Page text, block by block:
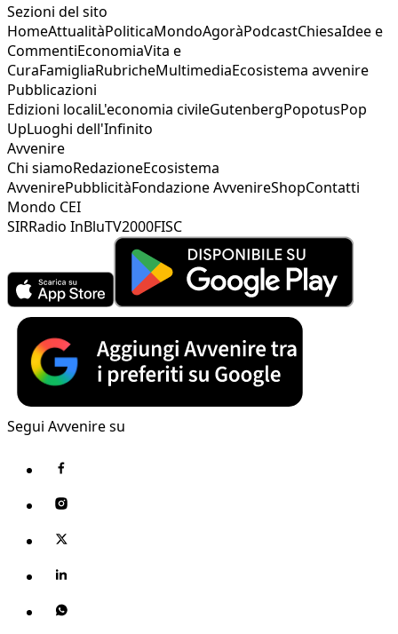
Sezioni del sito
HomeAttualitàPoliticaMondoAgoràPodcastChiesaIdee e
CommentiEconomiaVita e
CuraFamigliaRubricheMultimediaEcosistema avvenire
Pubblicazioni
Edizioni localiL'economia civileGutenbergPopotusPop
UpLuoghi dell'Infinito
Avvenire
Chi siamoRedazioneEcosistema
AvvenirePubblicitàFondazione AvvenireShopContatti
Mondo CEI
SIRRadio InBluTV2000FISC
Segui Avvenire su